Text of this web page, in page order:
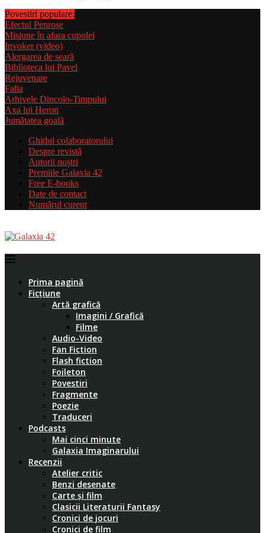
Povestiri populare:
Efectul Penrose
Misiune în afara cupolei
Invoker (video)
Alergarea de seară
Biblioteca lui Pavel
Rejuvenare
Falia
Arhivele Dincolo-Timpului
Axa lui Heron
Jumătatea goală
Ghidul colaboratorului
Despre revistă
Autorii noștri
Premiile Galaxia 42
Free E-books
Date de contact
Numărul curent
Prima pagină
Ficțiune
Artă grafică
Imagini / Grafică
Filme
Audio-Video
Fan Fiction
Flash fiction
Foileton
Povestiri
Fragmente
Poezie
Traduceri
Podcasts
Mai cinci minute
Galaxia Imaginarului
Recenzii
Atelier critic
Benzi desenate
Carte și film
Clasicii Literaturii Fantasy
Cronici de jocuri
Cronici de film